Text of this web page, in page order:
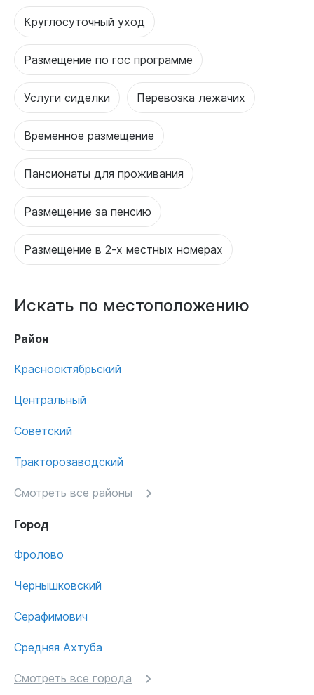
Круглосуточный уход
Размещение по гос программе
Услуги сиделки Перевозка лежачих
Временное размещение
Пансионаты для проживания
Размещение за пенсию
Размещение в 2-х местных номерах
Искать по местоположению
Район
Краснооктябрьский
Центральный
Советский
Тракторозаводский
Смотреть все районы
Город
Фролово
Чернышковский
Серафимович
Средняя Ахтуба
Смотреть все города